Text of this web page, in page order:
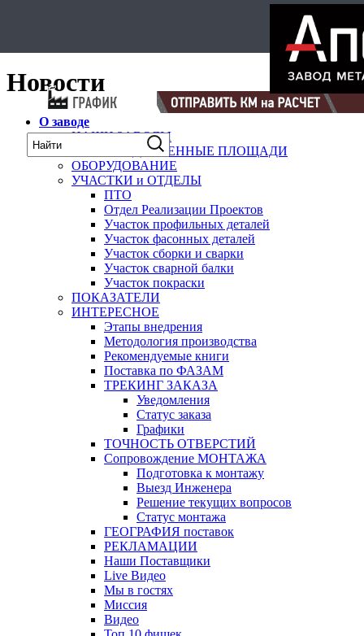
Новости
О заводе
НАШИ ЗАВОДЫ
ПРОИЗВОДСТВЕННЫЕ ПЛОЩАДИ
ОБОРУДОВАНИЕ
УЧАСТКИ и ОТДЕЛЫ
ПТО
Отдел Реализации Проектов
Участок профильных деталей
Участок фасонных деталей
Участок сборки и сварки
Участок сварной балки
Участок покраски
ПОКАЗАТЕЛИ
ИНТЕРЕСНОЕ
Этапы внедрения
Методология производства
Рекомендуемые книги
Поставка по ФАЗАМ
ТРЕКИНГ ЗАКАЗА
Уведомления
Статус заказа
Графики
ТОЧНОСТЬ ОТВЕРСТИЙ
Сопровождение МОНТАЖА
Подготовка к монтажу
Выезд Инженера
Решение текущих вопросов
Статус монтажа
ГЕОГРАФИЯ поставок
РЕКЛАМАЦИИ
Наши Поставщики
Live Видео
Мы в гостях
Миссия
Видео